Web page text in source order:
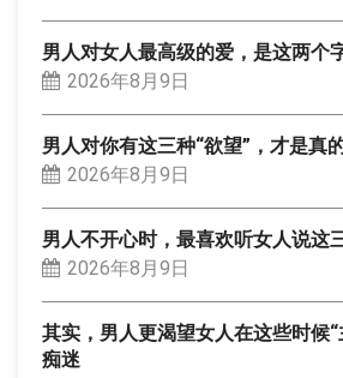
男人对女人最高级的爱，是这两个
2026年8月9日
男人对你有这三种“欲望”，才是真
2026年8月9日
男人不开心时，最喜欢听女人说这
2026年8月9日
其实，男人更渴望女人在这些时候
痴迷